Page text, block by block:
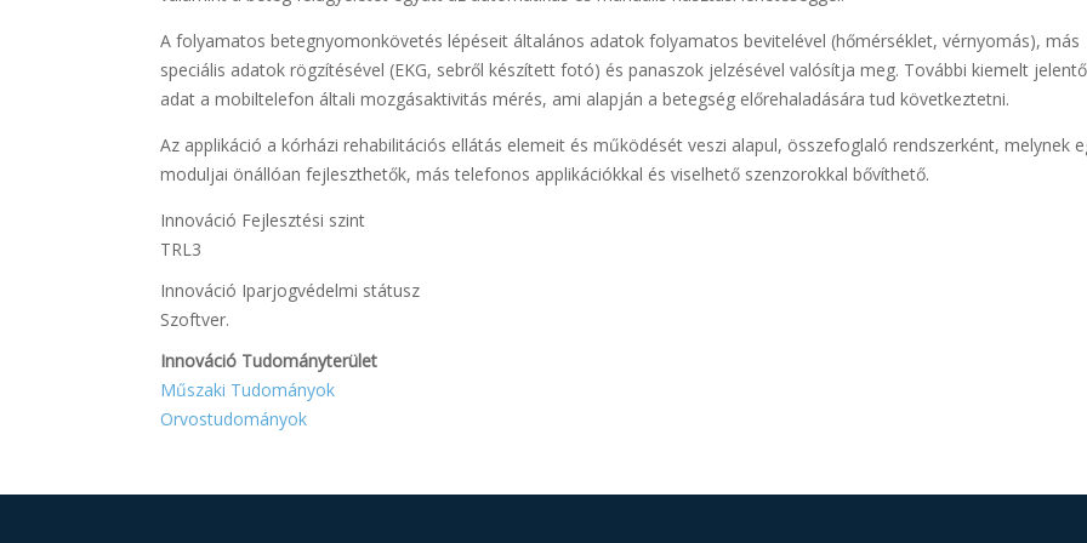
A folyamatos betegnyomonkövetés lépéseit általános adatok folyamatos bevitelével (hőmérséklet, vérnyomás), más
speciális adatok rögzítésével (EKG, sebről készített fotó) és panaszok jelzésével valósítja meg. További kiemelt
adat a mobiltelefon általi mozgásaktivitás mérés, ami alapján a betegség előrehaladására tud következtetni.
Az applikáció a kórházi rehabilitációs ellátás elemeit és működését veszi alapul, összefoglaló rendszerként, melynek
moduljai önállóan fejleszthetők, más telefonos applikációkkal és viselhető szenzorokkal bővíthető.
Innováció Fejlesztési szint
TRL3
Innováció Iparjogvédelmi státusz
Szoftver.
Innováció Tudományterület
Műszaki Tudományok
Orvostudományok